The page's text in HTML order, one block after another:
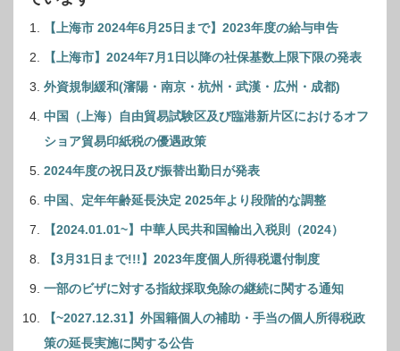
【上海市 2024年6月25日まで】2023年度の給与申告
【上海市】2024年7月1日以降の社保基数上限下限の発表
外資規制緩和(瀋陽・南京・杭州・武漢・広州・成都)
中国（上海）自由貿易試験区及び臨港新片区におけるオフ
ショア貿易印紙税の優遇政策
2024年度の祝日及び振替出勤日が発表
中国、定年年齢延長決定 2025年より段階的な調整
【2024.01.01~】中華人民共和国輸出入税則（2024）
【3月31日まで!!!】2023年度個人所得税還付制度
一部のビザに対する指紋採取免除の継続に関する通知
【~2027.12.31】外国籍個人の補助・手当の個人所得税政
策の延長実施に関する公告